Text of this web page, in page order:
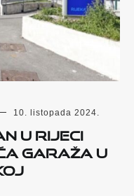
10. listopada 2024.
u Rijeci
garaža u